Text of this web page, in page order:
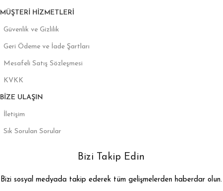
MÜŞTERI HIZMETLERI
Güvenlik ve Gizlilik
Geri Ödeme ve İade Şartları
Mesafeli Satış Sözleşmesi
KVKK
BIZE ULAŞIN
İletişim
Sık Sorulan Sorular
Bizi Takip Edin
Bizi sosyal medyada takip ederek tüm gelişmelerden haberdar olun.